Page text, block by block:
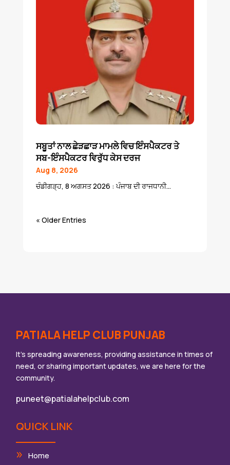
ਸਬੂਤਾਂ ਨਾਲ ਛੇੜਛਾੜ ਮਾਮਲੇ ਵਿਚ ਇੰਸਪੈਕਟਰ ਤੇ
ਸਬ-ਇੰਸਪੈਕਟਰ ਵਿਰੁੱਧ ਕੇਸ ਦਰਜ
Aug 8, 2026
ਚੰਡੀਗੜ੍ਹ, 8 ਅਗਸਤ 2026 : ਪੰਜਾਬ ਦੀ ਰਾਜਧਾਨੀ...
« Older Entries
PATIALA HELP CLUB PUNJAB
It’s spreading awareness, providing assistance in times of
need, or sharing important updates, we are here for the
community.
puneet@patialahelpclub.com
QUICK LINK
Home